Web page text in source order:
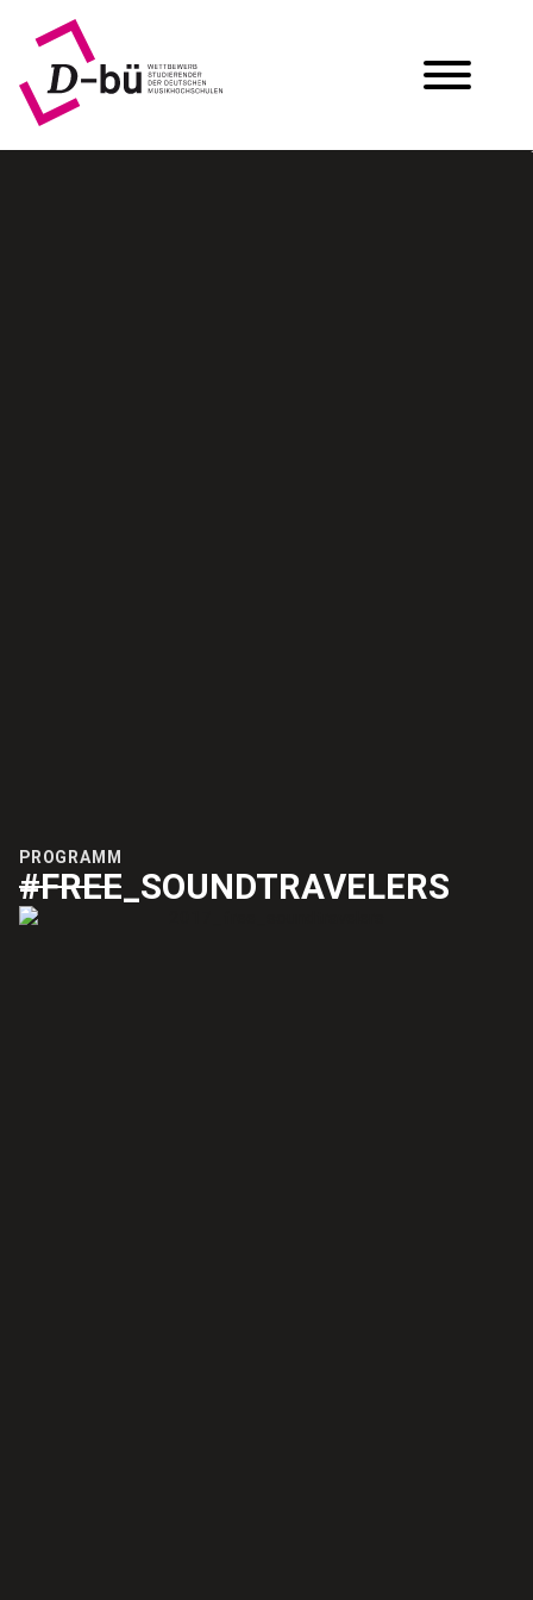
PROGRAMM
#FREE_SOUNDTRAVELERS